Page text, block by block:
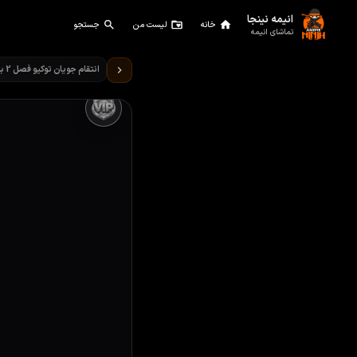
انیمه نینجا
تماشای انیمه
خانه لیست من جستجو
تماشای انیمه انتقام جویان
انتقام جویان توکیو فصل 2 بخش ۲